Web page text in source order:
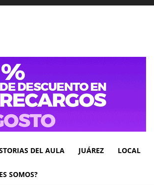
DEL AULA JUÁREZ LOCAL
SOMOS?